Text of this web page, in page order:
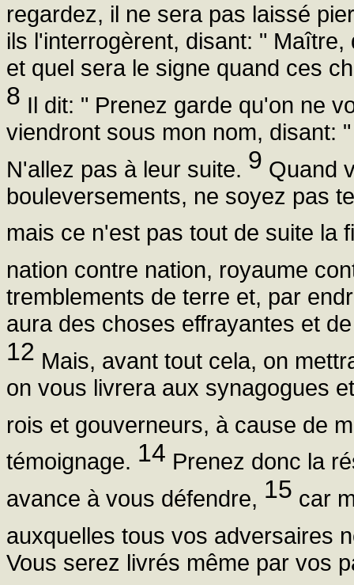
regardez, il ne sera pas laissé
ils l'interrogèrent, disant: "
et quel sera le signe quand ces
8 Il dit: " Prenez garde qu'on ne
viendront sous mon nom, disant:
N'allez pas à leur suite. 9 Quand
bouleversements, ne soyez pas
mais ce n'est pas tout de suite la
nation contre nation, royaume
tremblements de terre et, par
aura des choses effrayantes et
12 Mais, avant tout cela, on
on vous livrera aux synagogues
rois et gouverneurs, à cause de
témoignage. 14 Prenez donc la
avance à vous défendre, 15 car
auxquelles tous vos adversaires
Vous serez livrés même par vos